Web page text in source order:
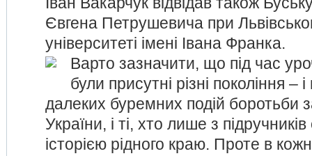
Євгена Петрушевича при
університеті імені Івана Франка.
Варто зазначити, що під час
були присутні різні покоління –
далеких буремних подій боротьби
України, і ті, хто лише з
історією рідного краю. Проте в